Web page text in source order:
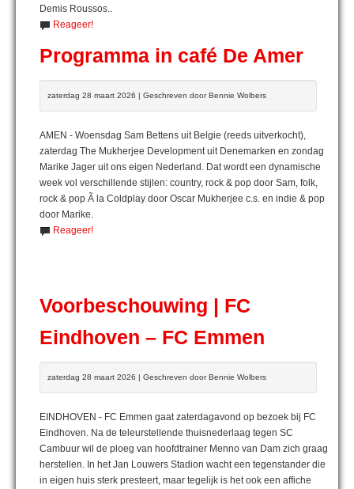
Demis Roussos..
Reageer!
Programma in café De Amer
zaterdag 28 maart 2026 | Geschreven door Bennie Wolbers
AMEN - Woensdag Sam Bettens uit Belgie (reeds uitverkocht),
zaterdag The Mukherjee Development uit Denemarken en zondag
Marike Jager uit ons eigen Nederland. Dat wordt een dynamische
week vol verschillende stijlen: country, rock & pop door Sam, folk,
rock & pop Ã la Coldplay door Oscar Mukherjee c.s. en indie & pop
door Marike.
Reageer!
Voorbeschouwing | FC
Eindhoven – FC Emmen
zaterdag 28 maart 2026 | Geschreven door Bennie Wolbers
EINDHOVEN - FC Emmen gaat zaterdagavond op bezoek bij FC
Eindhoven. Na de teleurstellende thuisnederlaag tegen SC
Cambuur wil de ploeg van hoofdtrainer Menno van Dam zich graag
herstellen. In het Jan Louwers Stadion wacht een tegenstander die
in eigen huis sterk presteert, maar tegelijk is het ook een affiche